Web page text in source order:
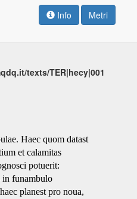
Info Metri
texts/TER|hecy|001
Haec quom datast
et calamitas
potuerit:
in funambulo
planest pro noua,